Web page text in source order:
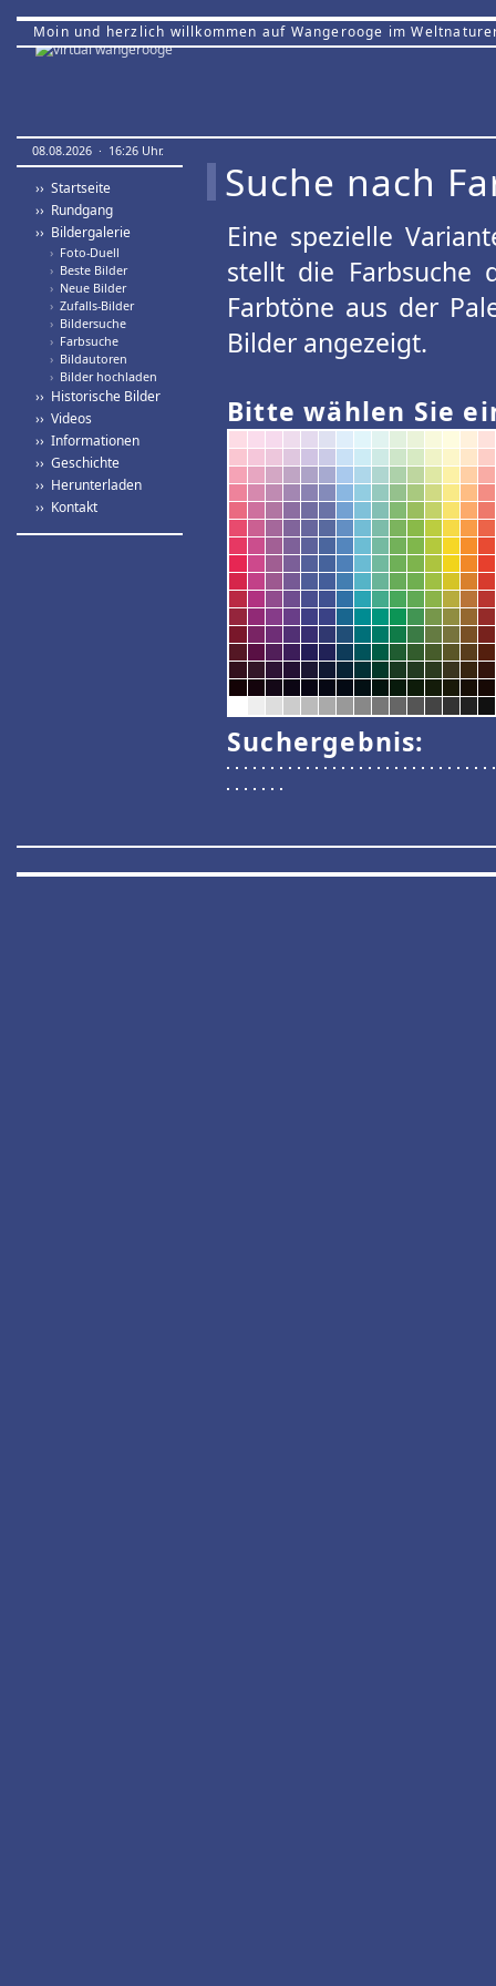
Moin und herzlich willkommen auf Wangerooge im
08.08.2026 · 16:26 Uhr.
›› Startseite
›› Rundgang
›› Bildergalerie
› Foto-Duell
› Beste Bilder
› Neue Bilder
› Zufalls-Bilder
› Bildersuche
› Farbsuche
› Bildautoren
› Bilder hochladen
›› Historische Bilder
›› Videos
›› Informationen
›› Geschichte
›› Herunterladen
›› Kontakt
Suche nach
Eine spezielle
stellt die Farbsuche
Farbtöne aus der
Bilder angezeigt.
Bitte wählen Sie
Suchergebnis: